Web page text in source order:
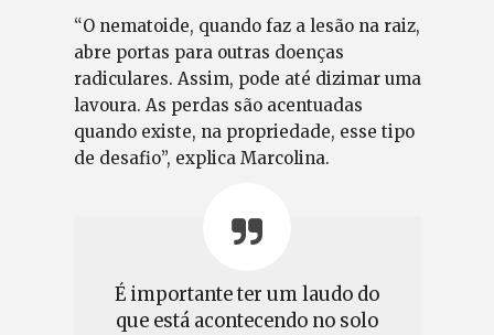
“O nematoide, quando faz a lesão na raiz,
abre portas para outras doenças
radiculares. Assim, pode até dizimar uma
lavoura. As perdas são acentuadas
quando existe, na propriedade, esse tipo
de desafio”, explica Marcolina.
É importante ter um laudo do
que está acontecendo no solo